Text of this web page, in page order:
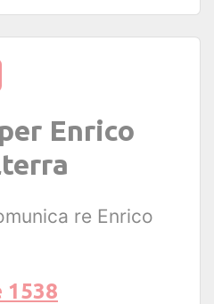
Enrico
re Enrico
1538